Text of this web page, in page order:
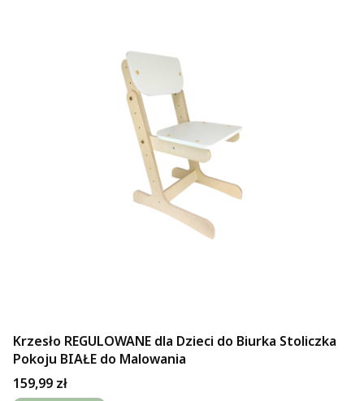
Krzesło REGULOWANE dla Dzieci do Biurka Stoliczka
Pokoju BIAŁE do Malowania
Cena
159,99 zł